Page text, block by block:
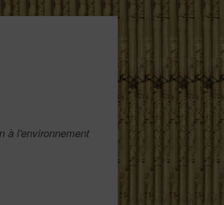
à l'environnement